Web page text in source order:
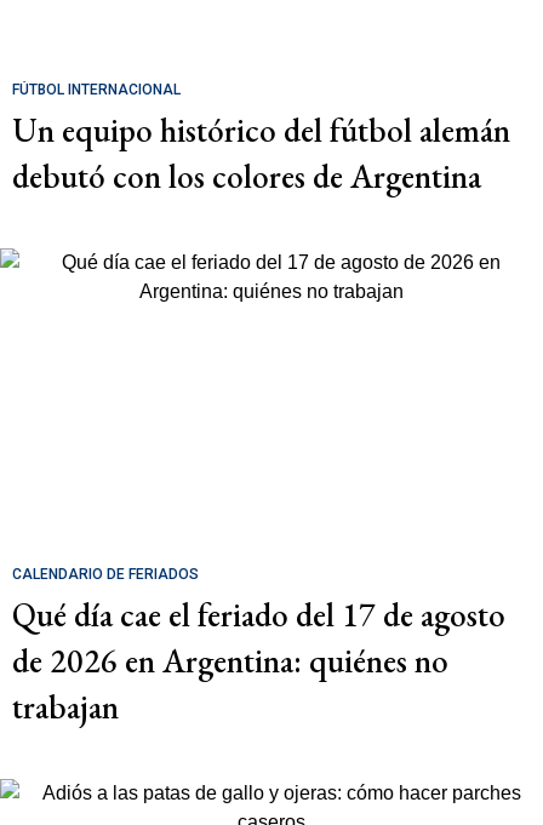
FÚTBOL INTERNACIONAL
Un equipo histórico del fútbol alemán
debutó con los colores de Argentina
CALENDARIO DE FERIADOS
Qué día cae el feriado del 17 de agosto
de 2026 en Argentina: quiénes no
trabajan